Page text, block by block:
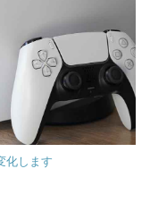
化します